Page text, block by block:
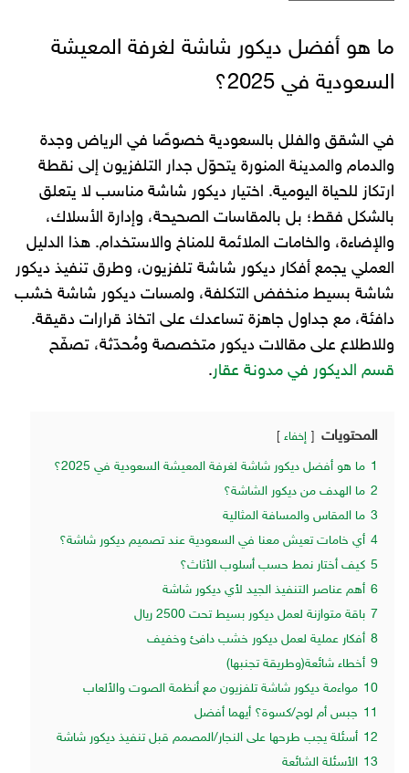
ما هو أفضل ديكور شاشة لغرفة المعيشة
السعودية في 2025؟
في الشقق والفلل بالسعودية خصوصًا في الرياض وجدة
والدمام والمدينة المنورة يتحوّل جدار التلفزيون إلى نقطة
ارتكاز للحياة اليومية. اختيار ديكور شاشة مناسب لا يتعلق
بالشكل فقط؛ بل بالمقاسات الصحيحة، وإدارة الأسلاك،
والإضاءة، والخامات الملائمة للمناخ والاستخدام. هذا الدليل
العملي يجمع أفكار ديكور شاشة تلفزيون، وطرق تنفيذ ديكور
شاشة بسيط منخفض التكلفة، ولمسات ديكور شاشة خشب
دافئة، مع جداول جاهزة تساعدك على اتخاذ قرارات دقيقة.
وللاطلاع على مقالات ديكور متخصصة ومُحدّثة، تصفّح
قسم الديكور في مدونة عقار.
المحتويات إخفاء
1 ما هو أفضل ديكور شاشة لغرفة المعيشة السعودية في 2025؟
2 ما الهدف من ديكور الشاشة؟
3 ما المقاس والمسافة المثالية
4 أي خامات تعيش معنا في السعودية عند تصميم ديكور شاشة؟
5 كيف أختار نمط حسب أسلوب الأثاث؟
6 أهم عناصر التنفيذ الجيد لأي ديكور شاشة
7 باقة متوازنة لعمل ديكور بسيط تحت 2500 ريال
8 أفكار عملية لعمل ديكور خشب دافئ وخفيف
9 أخطاء شائعة(وطريقة تجنبها)
10 مواءمة ديكور شاشة تلفزيون مع أنظمة الصوت والألعاب
11 جبس أم لوح/كسوة؟ أيهما أفضل
12 أسئلة يجب طرحها على النجار/المصمم قبل تنفيذ ديكور شاشة
13 الأسئلة الشائعة